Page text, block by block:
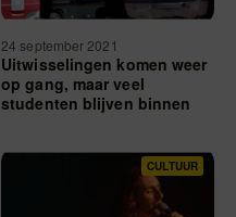
24 september 2021
Uitwisselingen komen weer
op gang, maar veel
studenten blijven binnen
CULTUUR